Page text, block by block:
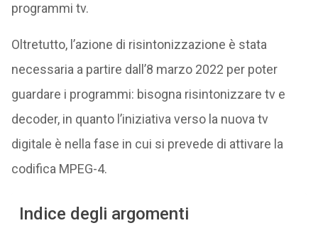
programmi tv.
Oltretutto, l’azione di risintonizzazione è stata
necessaria a partire dall’8 marzo 2022 per poter
guardare i programmi: bisogna risintonizzare tv e
decoder, in quanto l’iniziativa verso la nuova tv
digitale è nella fase in cui si prevede di attivare la
codifica MPEG-4.
Indice degli argomenti